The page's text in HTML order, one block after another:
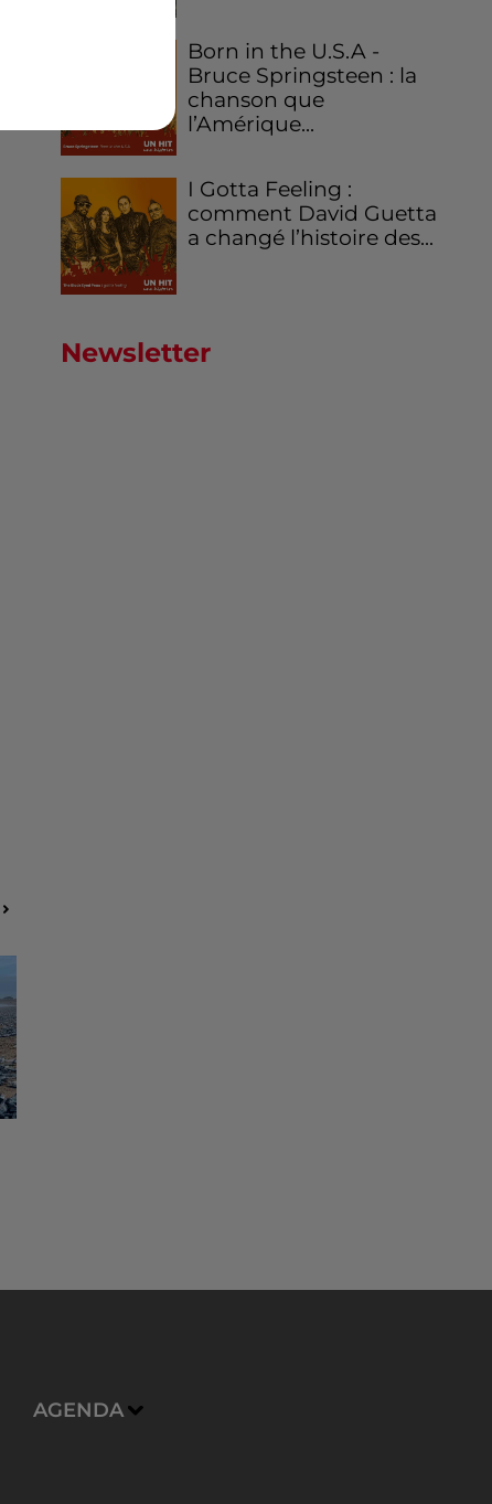
Born in the U.S.A -
Bruce Springsteen : la
chanson que
l’Amérique...
I Gotta Feeling :
comment David Guetta
a changé l’histoire des...
Newsletter
AGENDA